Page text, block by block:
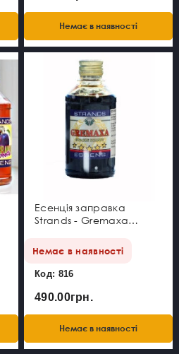
Немає в наявності
Есенція заправка
Strands - Gremaxa
Немає в наявності
Код: 816
490.00грн.
Немає в наявності